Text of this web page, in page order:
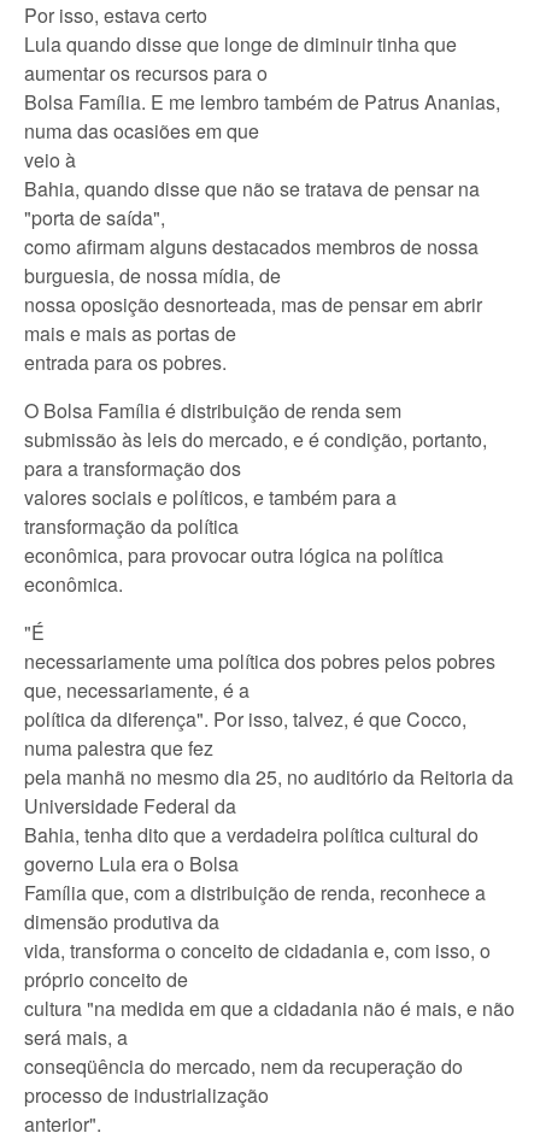
Por isso, estava certo
Lula quando disse que longe de diminuir tinha que
aumentar os recursos para o
Bolsa Família. E me lembro também de Patrus Ananias,
numa das ocasiões em que
veio à
Bahia, quando disse que não se tratava de pensar na
"porta de saída",
como afirmam alguns destacados membros de nossa
burguesia, de nossa mídia, de
nossa oposição desnorteada, mas de pensar em abrir
mais e mais as portas de
entrada para os pobres.
O Bolsa Família é distribuição de renda sem
submissão às leis do mercado, e é condição, portanto,
para a transformação dos
valores sociais e políticos, e também para a
transformação da política
econômica, para provocar outra lógica na política
econômica.
"É
necessariamente uma política dos pobres pelos pobres
que, necessariamente, é a
política da diferença". Por isso, talvez, é que Cocco,
numa palestra que fez
pela manhã no mesmo dia 25, no auditório da Reitoria da
Universidade Federal da
Bahia, tenha dito que a verdadeira política cultural do
governo Lula era o Bolsa
Família que, com a distribuição de renda, reconhece a
dimensão produtiva da
vida, transforma o conceito de cidadania e, com isso, o
próprio conceito de
cultura "na medida em que a cidadania não é mais, e não
será mais, a
conseqüência do mercado, nem da recuperação do
processo de industrialização
anterior".